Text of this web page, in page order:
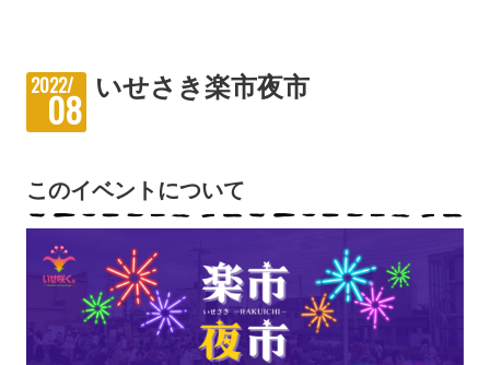
2022/
08 いせさき楽市夜市
このイベントについて